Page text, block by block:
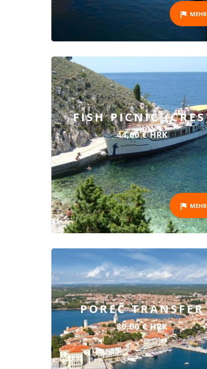
MEHR
FISH PICNIC
44,00 € HRK
MEHR
POREČ TRANSFER
80,00 € HRK